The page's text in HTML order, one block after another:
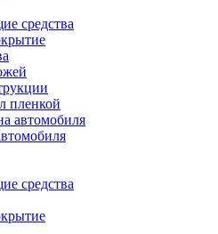
средства
пленкой
автомобиля
средства